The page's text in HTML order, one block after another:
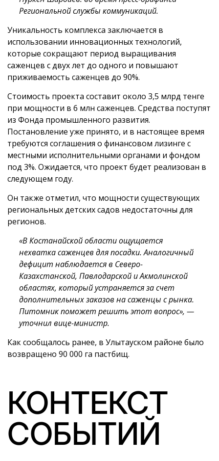
Региональной службы коммуникаций.
Уникальность комплекса заключается в
использовании инновационных технологий,
которые сокращают период выращивания
саженцев с двух лет до одного и повышают
приживаемость саженцев до 90%.
Стоимость проекта составит около 3,5 млрд тенге
при мощности в 6 млн саженцев. Средства поступят
из Фонда промышленного развития.
Постановление уже принято, и в настоящее время
требуются соглашения о финансовом лизинге с
местными исполнительными органами и фондом
под 3%. Ожидается, что проект будет реализован в
следующем году.
Он также отметил, что мощности существующих
региональных детских садов недостаточны для
регионов.
«В Костанайской области ощущается
нехватка саженцев для посадки. Аналогичный
дефицит наблюдается в Северо-
Казахстанской, Павлодарской и Акмолинской
областях, который устраняется за счет
дополнительных заказов на саженцы с рынка.
Питомник поможет решить этот вопрос», —
уточнил вице-министр.
Как сообщалось ранее, в Улытауском районе было
возвращено 90 000 га пастбищ.
КОНТЕКСТ
СОБЫТИЙ